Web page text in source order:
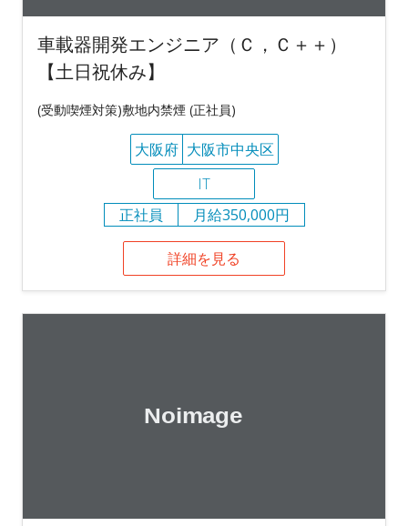
車載器開発エンジニア（Ｃ，Ｃ＋＋）
【土日祝休み】
(受動喫煙対策)敷地内禁煙 (正社員)
大阪府 大阪市中央区
IT
正社員
月給350,000円
詳細を見る